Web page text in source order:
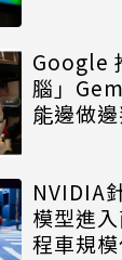
Google
腦」
能邊做
NVIDIA
模型進
程車規